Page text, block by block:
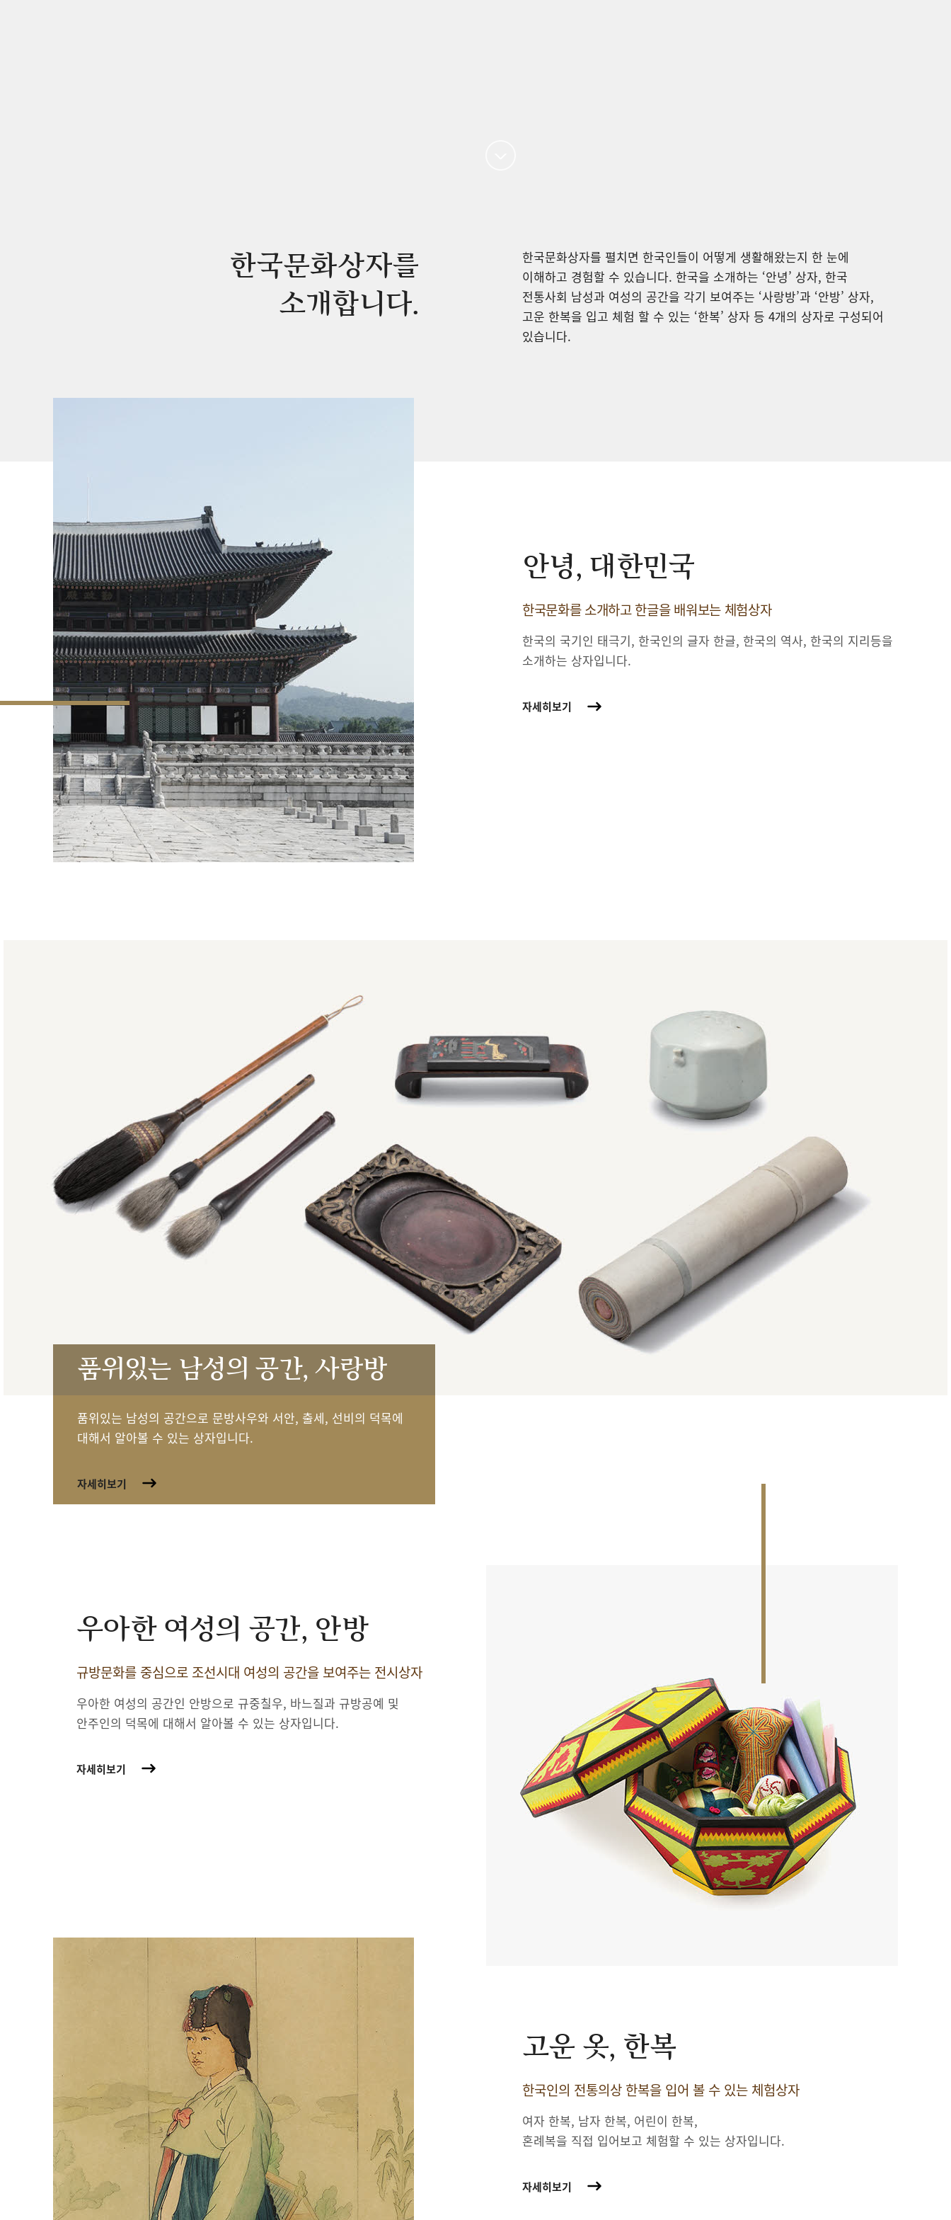
한국문화상자를
소개합니다.
한국문화상자를 펼치면 한국인들이 어떻게 생활해왔는지 한 눈에
이해하고 경험할 수 있습니다. 한국을 소개하는 ‘안녕’ 상자, 한국
전통사회 남성과 여성의 공간을 각기 보여주는 ‘사랑방’과 ‘안방’ 상자,
고운 한복을 입고 체험 할 수 있는 ‘한복’ 상자 등 4개의 상자로 구성되어
있습니다.
안녕, 대한민국
한국문화를 소개하고 한글을 배워보는 체험상자
한국의 국기인 태극기, 한국인의 글자 한글, 한국의 역사, 한국의 지리등을
소개하는 상자입니다.
자세히보기
품위있는 남성의 공간, 사랑방
품위있는 남성의 공간으로 문방사우와 서안, 출세, 선비의 덕목에
대해서 알아볼 수 있는 상자입니다.
자세히보기
우아한 여성의 공간, 안방
규방문화를 중심으로 조선시대 여성의 공간을 보여주는 전시상자
우아한 여성의 공간인 안방으로 규중칠우, 바느질과 규방공예 및
안주인의 덕목에 대해서 알아볼 수 있는 상자입니다.
자세히보기
고운 옷, 한복
한국인의 전통의상 한복을 입어 볼 수 있는 체험상자
여자 한복, 남자 한복, 어린이 한복,
혼례복을 직접 입어보고 체험할 수 있는 상자입니다.
자세히보기